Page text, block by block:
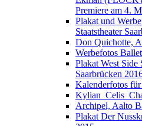
Premiere am 4.
Plakat und
Staatstheater
Don Quichotte,
Werbefotos
Plakat West Side
Saarbrücken
Kalenderfotos
Archipel, Aalto
Plakat Der